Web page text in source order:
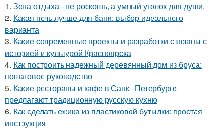
1. Зона отдыха - не роcкошь, а умный уголок для души.
2. Какая печь лучше для бани: выбор идеального
варианта
3. Какие современные проекты и разработки связаны с
историей и культурой Красноярска
4. Как построить надежный деревянный дом из бруса:
пошаговое руководство
5. Какие рестораны и кафе в Санкт-Петербурге
предлагают традиционную русскую кухню
6. Как сделать ежика из пластиковой бутылки: простая
инструкция